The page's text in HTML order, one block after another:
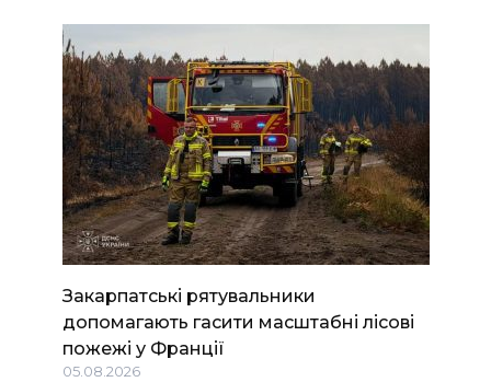
Закарпатські рятувальники
допомагають гасити масштабні лісові
пожежі у Франції
05.08.2026